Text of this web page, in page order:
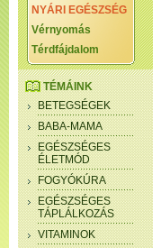
NYÁRI EGÉSZSÉG
Vérnyomás
Térdfájdalom
TÉMÁINK
BETEGSÉGEK
BABA-MAMA
EGÉSZSÉGES
ÉLETMÓD
FOGYÓKÚRA
EGÉSZSÉGES
TÁPLÁLKOZÁS
VITAMINOK